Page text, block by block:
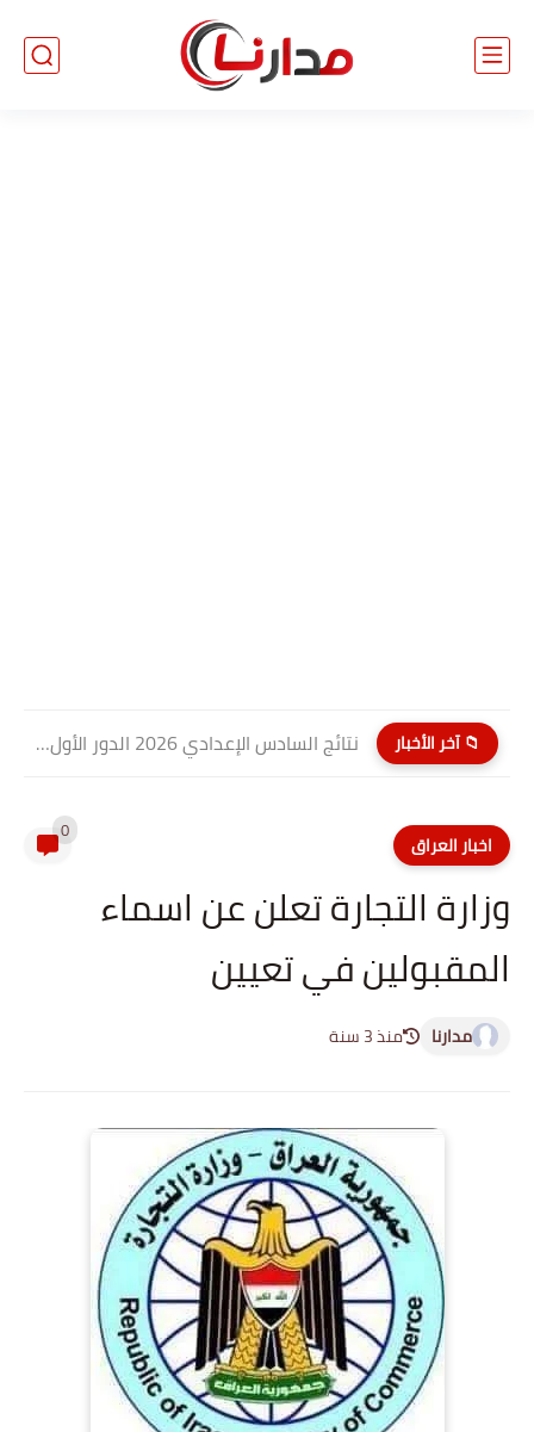
📁 آخر الأخبار نتائج السادس الإعدادي 2026 الدور الأول PDF كربلاء المقدسة| موقع...
اخبار العراق 0
وزارة التجارة تعلن عن اسماء
المقبولين في تعيين
مدارنا منذ 3 سنة